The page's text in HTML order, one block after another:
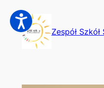
Przejdź
do
treści
Zespół